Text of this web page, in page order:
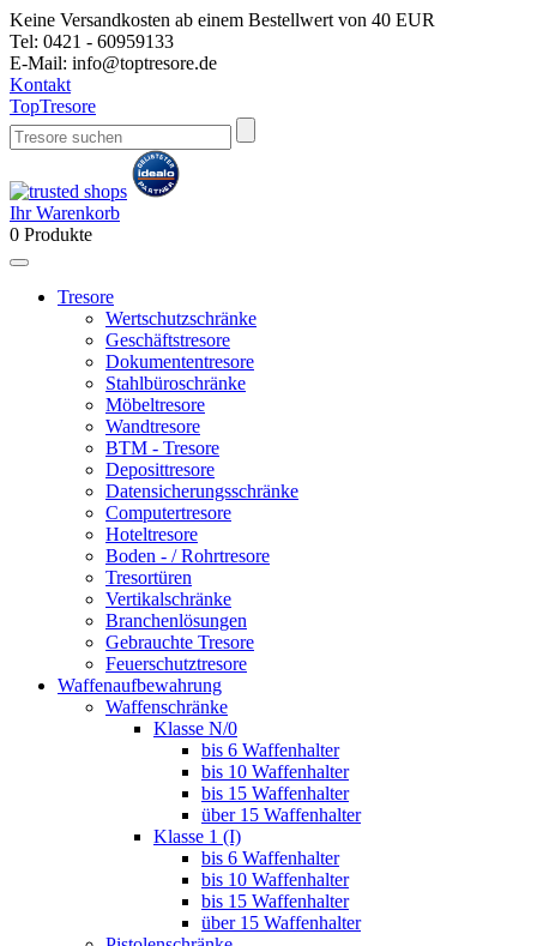
Keine Versandkosten ab einem Bestellwert von 40 EUR
Tel: 0421 - 60959133
E-Mail: info@toptresore.de
Kontakt
TopTresore
Ihr Warenkorb
0 Produkte
Tresore
Wertschutzschränke
Geschäftstresore
Dokumententresore
Stahlbüroschränke
Möbeltresore
Wandtresore
BTM - Tresore
Deposittresore
Datensicherungsschränke
Computertresore
Hoteltresore
Boden - / Rohrtresore
Tresortüren
Vertikalschränke
Branchenlösungen
Gebrauchte Tresore
Feuerschutztresore
Waffenaufbewahrung
Waffenschränke
Klasse N/0
bis 6 Waffenhalter
bis 10 Waffenhalter
bis 15 Waffenhalter
über 15 Waffenhalter
Klasse 1 (I)
bis 6 Waffenhalter
bis 10 Waffenhalter
bis 15 Waffenhalter
über 15 Waffenhalter